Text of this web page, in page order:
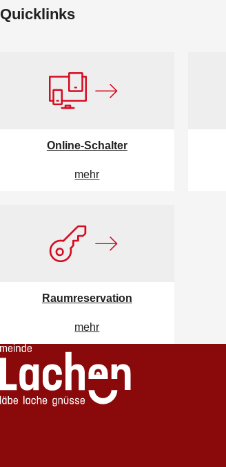
Quicklinks
Online-Schalter
mehr
Raumreservation
mehr
Footer